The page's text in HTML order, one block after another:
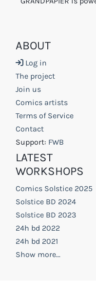
ABOUT
Log in
The project
Join us
Comics artists
Terms of Service
Contact
Support: FWB
LATEST
WORKSHOPS
Comics Solstice 2025
Solstice BD 2024
Solstice BD 2023
24h bd 2022
24h bd 2021
Show more...